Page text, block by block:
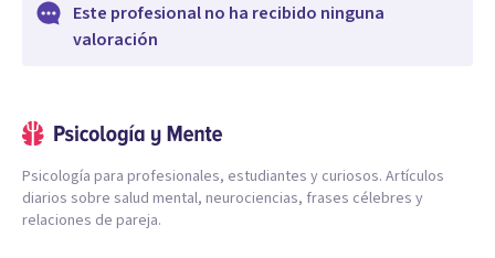
Este profesional no ha recibido ninguna
valoración
Psicología para profesionales, estudiantes y curiosos. Artículos
diarios sobre salud mental, neurociencias, frases célebres y
relaciones de pareja.